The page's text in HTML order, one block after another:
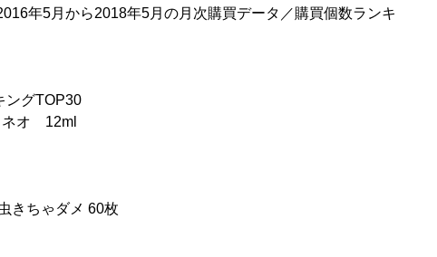
年5月から2018年5月の月次購買データ／購買個数ランキ
ングTOP30
オ 12ml
きちゃダメ 60枚